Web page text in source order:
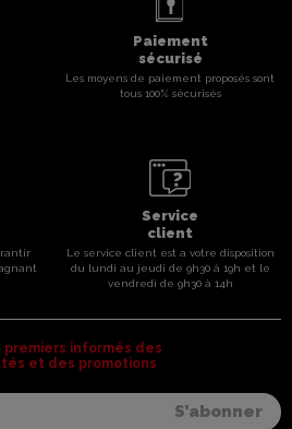
Paiement
sécurisé
Les moyens de paiement proposés sont
tous 100% sécurisés
Service
client
Le service client est a votre disposition
du lundi au jeudi de 9h30 à 19h et le
vendredi de 9h30 à 14h
premiers informés des
et des promotions